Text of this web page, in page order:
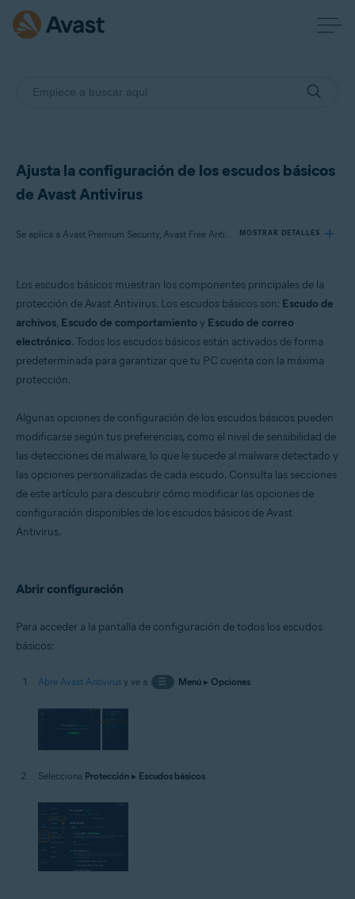
Ajusta la configuración de los escudos básicos
de Avast Antivirus
Se aplica a Avast Premium Security, Avast Free Antivirus MOSTRAR DETALLES
Avast Free Antivirus
Sistemas operativos:
Windows
Los escudos básicos muestran los componentes principales de la
protección de Avast Antivirus. Los escudos básicos son: Escudo de
archivos, Escudo de comportamiento y Escudo de correo
electrónico. Todos los escudos básicos están activados de forma
predeterminada para garantizar que tu PC cuenta con la máxima
protección.
Algunas opciones de configuración de los escudos básicos pueden
modificarse según tus preferencias, como el nivel de sensibilidad de
las detecciones de malware, lo que le sucede al malware detectado y
las opciones personalizadas de cada escudo. Consulta las secciones
de este artículo para descubrir cómo modificar las opciones de
configuración disponibles de los escudos básicos de Avast
Antivirus.
Abrir configuración
Para acceder a la pantalla de configuración de todos los escudos
básicos:
Abre Avast Antivirus y ve a ☰ Menú▸ Opciones.
Selecciona Protección ▸ Escudos básicos.